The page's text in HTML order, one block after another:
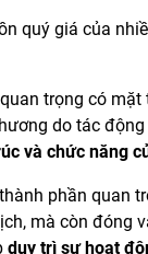
quý giá của
trọng có
do tác
và chức năng
phần quan
mà còn đóng
duy trì sự hoạt